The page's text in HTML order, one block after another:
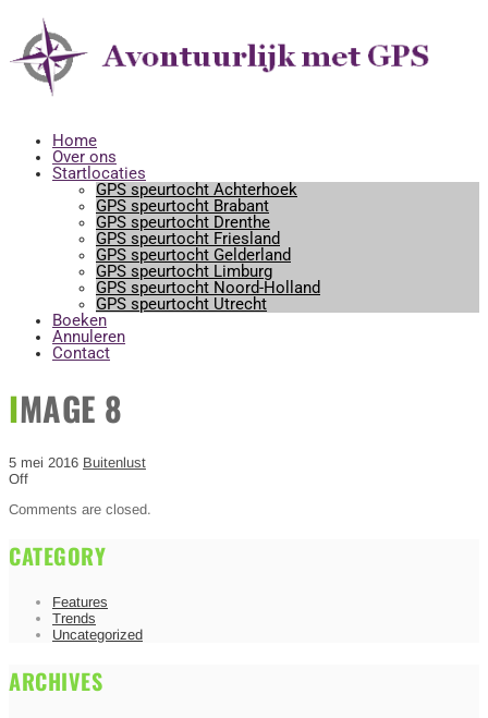
Home
Over ons
Startlocaties
GPS speurtocht Achterhoek
GPS speurtocht Brabant
GPS speurtocht Drenthe
GPS speurtocht Friesland
GPS speurtocht Gelderland
GPS speurtocht Limburg
GPS speurtocht Noord-Holland
GPS speurtocht Utrecht
Boeken
Annuleren
Contact
IMAGE 8
5 mei 2016 Buitenlust
Off
Comments are closed.
CATEGORY
Features
Trends
Uncategorized
ARCHIVES